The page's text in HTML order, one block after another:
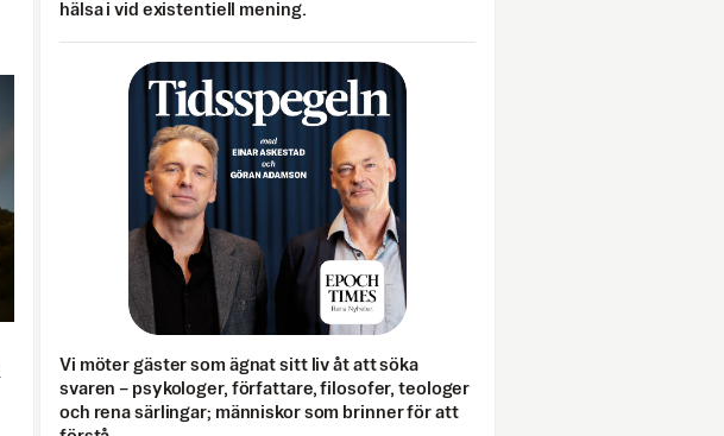
hälsa i vid existentiell mening.
Vi möter gäster som ägnat sitt liv åt att söka
svaren – psykologer, författare, filosofer, teologer
och rena särlingar; människor som brinner för att